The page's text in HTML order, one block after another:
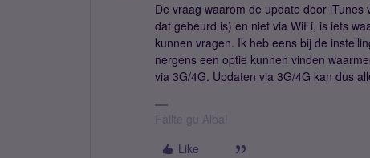
De vraag waarom de update door
dat gebeurd is) en niet via WiFi, is iets
kunnen vragen. Ik heb eens bij de
nergens een optie kunnen vinden
via 3G/4G. Updaten via 3G/4G kan dus
Fàilte gu Alba!
Like